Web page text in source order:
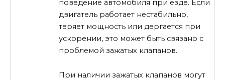
поведение автомобиля при езде. Если
двигатель работает нестабильно,
теряет мощность или дергается при
ускорении, это может быть связано с
проблемой зажатых клапанов.
При наличии зажатых клапанов могут